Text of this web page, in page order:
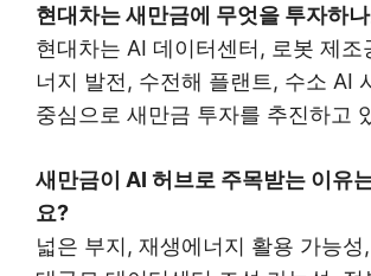
현대차는 새만금에 무엇을 투자하
현대차는 AI 데이터센터, 로봇 제조
너지 발전, 수전해 플랜트, 수소 AI
중심으로 새만금 투자를 추진하고
새만금이 AI 허브로 주목받는 이유
요?
넓은 부지, 재생에너지 활용 가능성